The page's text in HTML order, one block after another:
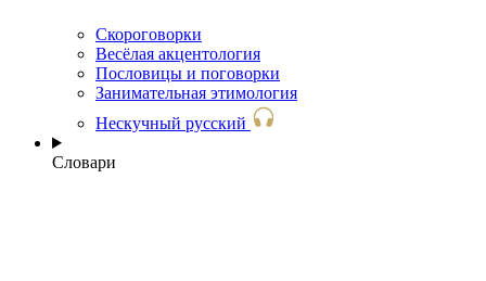
Скороговорки
Весёлая акцентология
Пословицы и поговорки
Занимательная этимология
Нескучный русский
Словари